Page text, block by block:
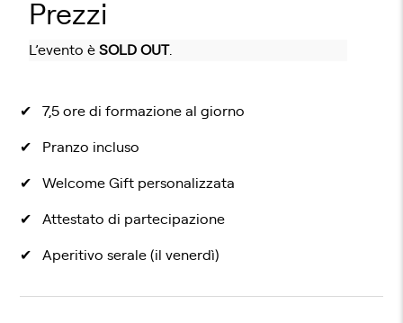
Prezzi
L’evento èSOLD OUT.
7,5 ore di formazione al giorno
Pranzo incluso
Welcome Gift personalizzata
Attestato di partecipazione
Aperitivo serale (il venerdì)